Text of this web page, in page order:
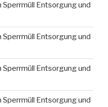
Sperrmüll Entsorgung und
Sperrmüll Entsorgung und
Sperrmüll Entsorgung und
Sperrmüll Entsorgung und